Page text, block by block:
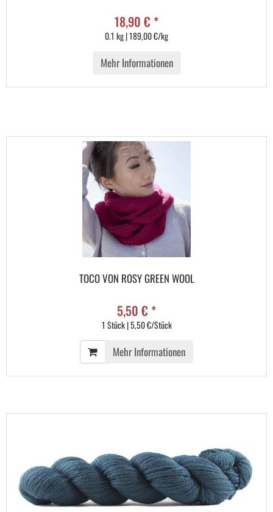
18,90 € *
0.1 kg | 189,00 €/kg
Mehr Informationen
TOCO VON ROSY GREEN WOOL
5,50 € *
1 Stück | 5,50 €/Stück
Mehr Informationen